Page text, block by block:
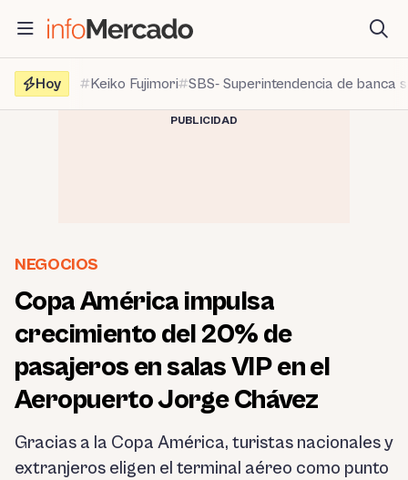
contenido
Hoy
Keiko Fujimori SBS- Superintendencia de banca
PUBLICIDAD
NEGOCIOS
Copa América impulsa
crecimiento del 20% de
pasajeros en salas VIP en el
Aeropuerto Jorge Chávez
Gracias a la Copa América, turistas nacionales y
extranjeros eligen el terminal aéreo como punto